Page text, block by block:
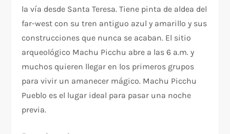
la vía desde Santa Teresa. Tiene pinta de aldea del
far-west con su tren antiguo azul y amarillo y sus
construcciones que nunca se acaban. El sitio
arqueológico Machu Picchu abre a las 6 a.m. y
muchos quieren llegar en los primeros grupos
para vivir un amanecer mágico. Machu Picchu
Pueblo es el lugar ideal para pasar una noche
previa.